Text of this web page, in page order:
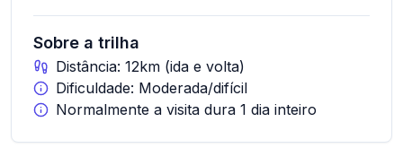
Sobre a trilha
Distância: 12km (ida e volta)
Dificuldade: Moderada/difícil
Normalmente a visita dura 1 dia inteiro